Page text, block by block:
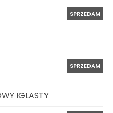
SPRZEDAM
SPRZEDAM
IGLASTY